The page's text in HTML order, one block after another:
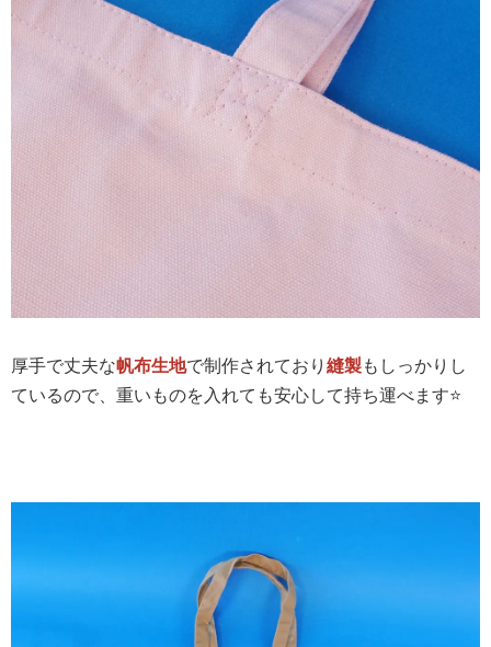
厚手で丈夫な帆布生地で制作されており縫製もしっかりし
ているので、重いものを入れても安心して持ち運べます⭐️